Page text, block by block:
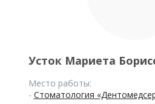
Усток Мариета
Место работы:
- Стоматология